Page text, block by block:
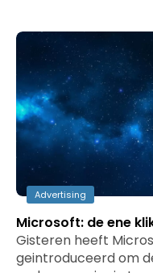
Advertising
Microsoft: de ene
Gisteren heeft
geintroduceerd om